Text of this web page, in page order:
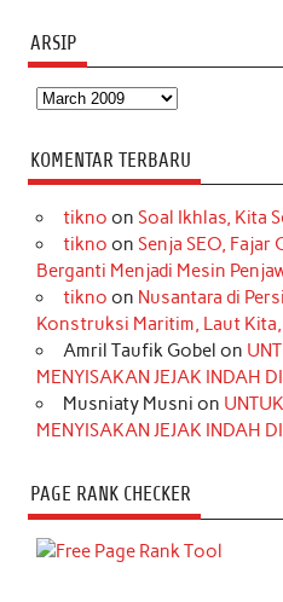
ARSIP
Arsip
KOMENTAR TERBARU
tikno on Soal Ikhlas, Kita
tikno on Senja SEO, Fajar
Berganti Menjadi Mesin
tikno on Nusantara di
Konstruksi Maritim, Laut Kita,
Amril Taufik Gobel on
MENYISAKAN JEJAK INDAH
Musniaty Musni on
MENYISAKAN JEJAK INDAH
PAGE RANK CHECKER